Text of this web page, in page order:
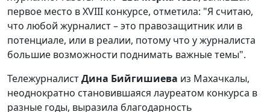
первое место в XVIII конкурсе, отметила: "Я считаю,
что любой журналист – это правозащитник или в
потенциале, или в реалии, потому что у журналиста
большие возможности поднимать важные темы".
ТележурналистДина Бийгишиева из Махачкалы,
неоднократно становившаяся лауреатом конкурса в
разные годы, выразила благодарность